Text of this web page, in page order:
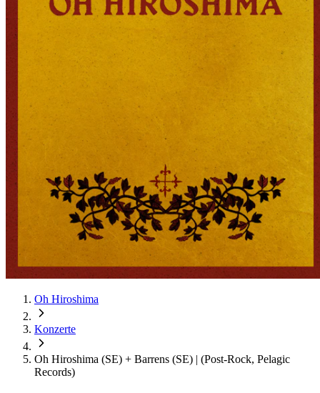
Oh Hiroshima
Konzerte
Oh Hiroshima (SE) + Barrens (SE) | (Post-Rock, Pelagic
Records)